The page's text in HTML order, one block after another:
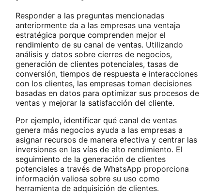
Responder a las preguntas mencionadas
anteriormente da a las empresas una ventaja
estratégica porque comprenden mejor el
rendimiento de su canal de ventas. Utilizando
análisis y datos sobre cierres de negocios,
generación de clientes potenciales, tasas de
conversión, tiempos de respuesta e interacciones
con los clientes, las empresas toman decisiones
basadas en datos para optimizar sus procesos de
ventas y mejorar la satisfacción del cliente.
Por ejemplo, identificar qué canal de ventas
genera más negocios ayuda a las empresas a
asignar recursos de manera efectiva y centrar las
inversiones en las vías de alto rendimiento. El
seguimiento de la generación de clientes
potenciales a través de WhatsApp proporciona
información valiosa sobre su uso como
herramienta de adquisición de clientes.